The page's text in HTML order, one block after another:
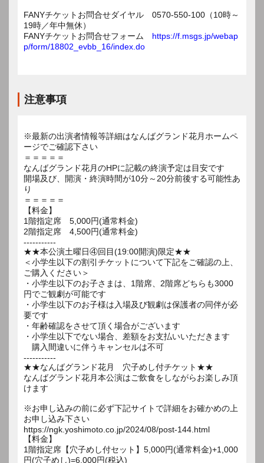
FANYチケットお問合せダイヤル 0570-550-100（10時～
19時／年中無休）
FANYチケットお問合せフォーム https://f.msgs.jp/webap
p/form/18802_evbb_16/index.do
注意事項
※最新の出演者情報等詳細はなんばグランド花月ホームペ
ージでご確認下さい
＝＝＝＝＝
なんばグランド花月のHPに記載の終演予定は目安です
開場及び、開演・終演時間が10分～20分前後する可能性あ
り
＝＝＝＝＝
【料金】
1階指定席 5,000円(通常料金)
2階指定席 4,500円(通常料金)
-----------
★★本公演土曜日④回目(19:00開演)限定★★
＜小学生以下の割引チケットについて下記をご確認の上、
ご購入ください＞
・小学生以下のお子さまは、1階席、2階席どちらも3000
円でご観劇が可能です
・小学生以下のお子様は入場及び観劇は保護者の同伴が必
要です
・年齢確認をさせて頂く場合がございます
・小学生以下でない場合、差額をお支払いいただきます
購入間違いに伴うキャンセルは不可
-----------
★★なんばグランド花月 穴子めし付チケット★★
なんばグランド花月本公演はご飲食をしながらお楽しみ頂
けます
※お申し込みの前に必ず下記サイトで詳細をお確かめの上
お申し込み下さい
https://ngk.yoshimoto.co.jp/2024/08/post-144.html
【料金】
1階指定席【穴子めし付セット】5,000円(通常料金)+1,000
円(穴子めし)=6,000円(税込)